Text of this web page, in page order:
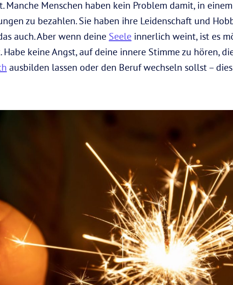
Manche Menschen haben kein Problem damit, in
zu bezahlen. Sie haben ihre Leidenschaft und
auch. Aber wenn deine Seele innerlich weint, ist es
keine Angst, auf deine innere Stimme zu hören,
ausbilden lassen oder den Beruf wechseln sollst –